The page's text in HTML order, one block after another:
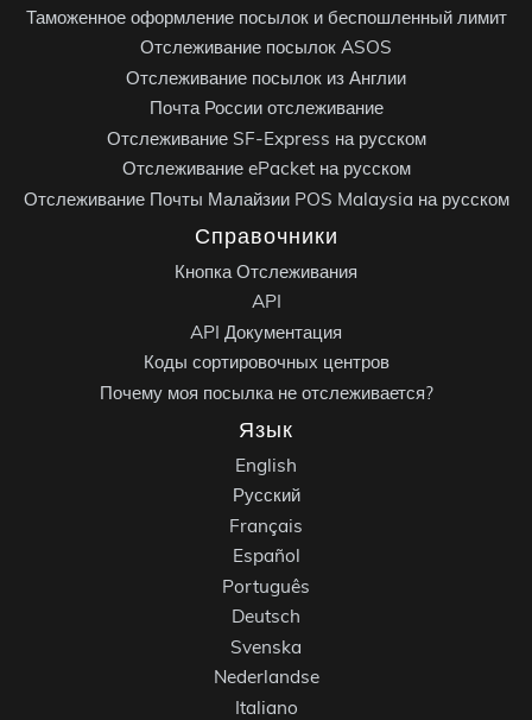
Таможенное оформление посылок и беспошленный лимит
Отслеживание посылок ASOS
Отслеживание посылок из Англии
Почта России отслеживание
Отслеживание SF-Express на русском
Отслеживание ePacket на русском
Отслеживание Почты Малайзии POS Malaysia на русском
Справочники
Кнопка Отслеживания
API
API Документация
Коды сортировочных центров
Почему моя посылка не отслеживается?
Язык
English
Русский
Français
Español
Português
Deutsch
Svenska
Nederlandse
Italiano